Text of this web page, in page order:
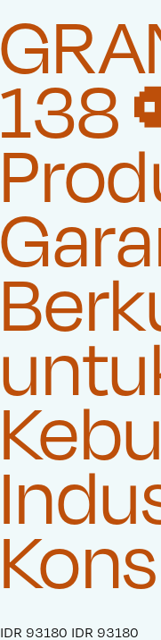
138
S
IDR 93180 O
IDR 93180